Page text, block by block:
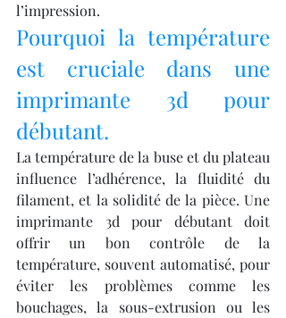
l’impression.
Pourquoi la température
est cruciale dans une
imprimante 3d pour
débutant.
La température de la buse et du plateau
influence l’adhérence, la fluidité du
filament, et la solidité de la pièce. Une
imprimante 3d pour débutant doit
offrir un bon contrôle de la
température, souvent automatisé, pour
éviter les problèmes comme les
bouchages, la sous-extrusion ou les